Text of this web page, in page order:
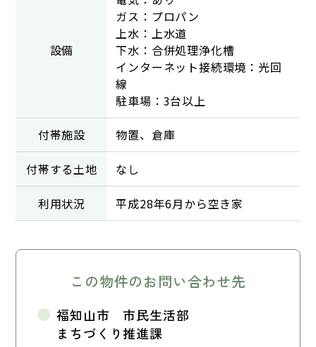
設備
ガス：プロパン
上水：上水道
下水：合併処理浄化槽
インターネット接続環境：光回
線
駐車場：3台以上
付帯施設
物置、倉庫
付帯する土地 なし
利用状況 平成28年6月から空き家
この物件のお問い合わせ先
福知山市 市民生活部
まちづくり推進課